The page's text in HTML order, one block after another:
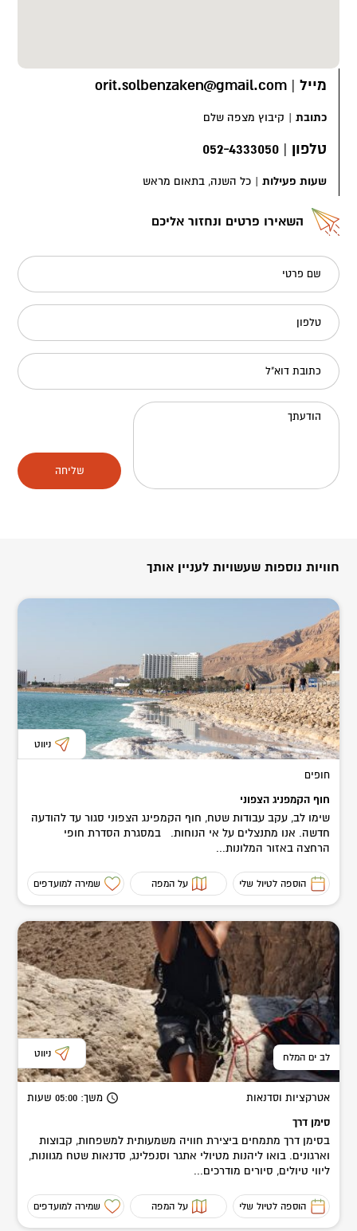
מייל |
orit.solbenzaken@gmail.com
כתובת | קיבוץ מצפה שלם
טלפון |
052-4333050
שעות פעילות | כל השנה, בתאום מראש
השאירו פרטים ונחזור אליכם
שם פרטי
טלפון
כתובת דוא"ל
הודעתך
שליחה
חוויות נוספות שעשויות לעניין אותך
ניווט
חופים
חוף הקמפניג הצפוני
שימו לב, עקב עבודות שטח, חוף הקמפינג הצפוני סגור עד להודעה
חדשה. אנו מתנצלים על אי הנוחות. במסגרת הסדרת חופי
הרחצה באזור המלונות...
הוספה לטיול שלי על המפה שמירה למועדפים
לב ים המלח ניווט
אטרקציות וסדנאות משך: 05:00 שעות
סימן דרך
בסימן דרך מתמחים ביצירת חוויה משמעותית למשפחות, קבוצות
וארגונים. בואו ליהנות מטיולי אתגר וסנפלינג, סדנאות שטח מגוונות,
ליווי טיולים, סיורים מודרכים...
הוספה לטיול שלי על המפה שמירה למועדפים